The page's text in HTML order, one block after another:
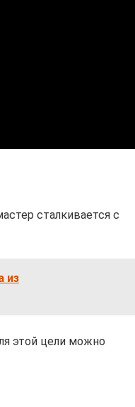
сталкивается с
из
этой цели можно